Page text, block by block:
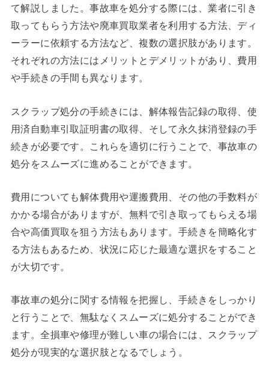
て解説しました。事故車を処分する際には、業者に引き
取ってもらう方法や廃車買取業者を利用する方法、ディ
ーラーに依頼する方法など、複数の選択肢があります。
それぞれの方法にはメリットとデメリットがあり、費用
や手続きの手間も異なります。
スクラップ処分の手続きには、解体報告記録の取得、使
用済自動車引取証明書の取得、そして永久抹消登録の手
続きが必要です。これらを適切に行うことで、事故車の
処分をスムーズに進めることができます。
費用についても解体費用や運搬費用、その他の手数料が
かかる場合がありますが、無料で引き取ってもらえる場
合や高価買取を狙う方法もあります。手続きを簡略化す
る方法もあるため、状況に応じた最適な選択をすること
が大切です。
事故車の処分に関する情報を把握し、手続きをしっかり
と行うことで、無駄なくスムーズに処分することができ
ます。全損車や修理が難しい車の場合には、スクラップ
処分が現実的な選択肢となるでしょう。